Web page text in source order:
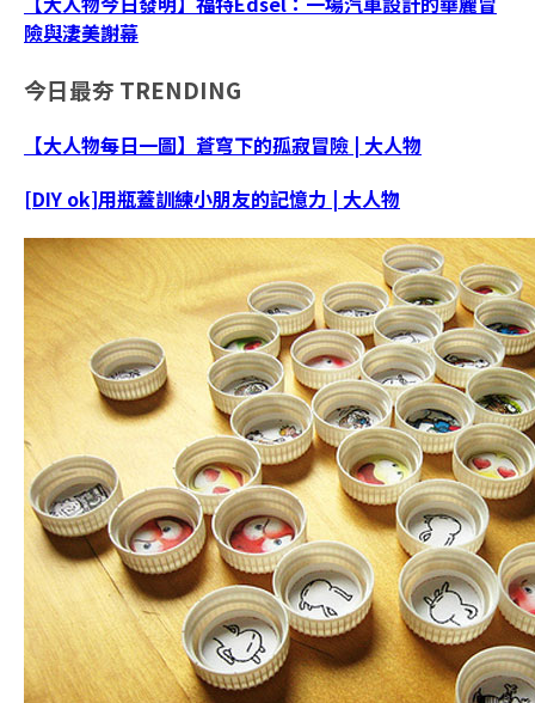
險與淒美謝幕
今日最夯 TRENDING
【大人物每日一圖】蒼穹下的孤寂冒險 | 大人物
[DIY ok]用瓶蓋訓練小朋友的記憶力 | 大人物